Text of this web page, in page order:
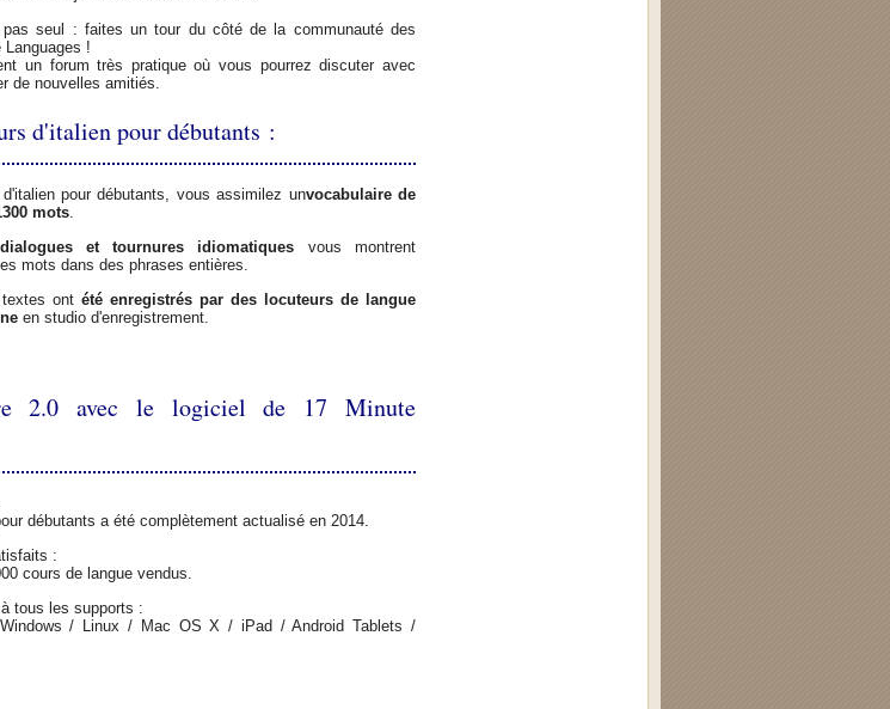
seul : faites un tour du côté de la communauté des
Languages !
un forum très pratique où vous pourrez discuter avec
de nouvelles amitiés.
d'italien pour débutants :
pour débutants, vous assimilez unvocabulaire de
mots
et tournures idiomatiques vous montrent
mots dans des phrases entières.
ont été enregistrés par des locuteurs de langue
en studio d'enregistrement.
2.0 avec le logiciel de 17 Minute
débutants a été complètement actualisé en 2014.
:
cours de langue vendus.
tous les supports :
/ Linux / Mac OS X / iPad / Android Tablets /